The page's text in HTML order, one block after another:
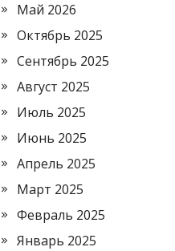
Май 2026
Октябрь 2025
Сентябрь 2025
Август 2025
Июль 2025
Июнь 2025
Апрель 2025
Март 2025
Февраль 2025
Январь 2025